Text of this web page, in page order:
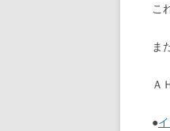
こ
ま
Ａ
●